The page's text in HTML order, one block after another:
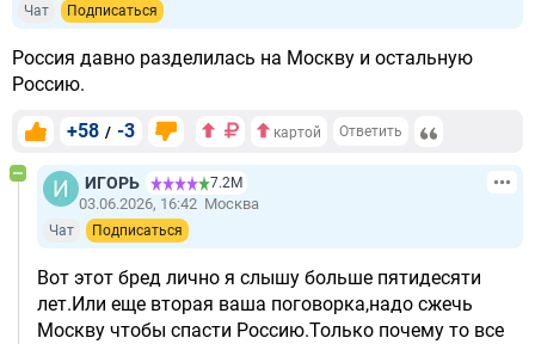
Чат Подписаться
Россия давно разделилась на Москву и остальную
Россию.
+58 / -3 картой Ответить
ИГОРЬ 7.2М
03.06.2026, 16:42 Москва
Чат Подписаться
Вот этот бред лично я слышу больше пятидесяти
лет.Или еще вторая ваша поговорка,надо сжечь
Москву чтобы спасти Россию.Только почему то все